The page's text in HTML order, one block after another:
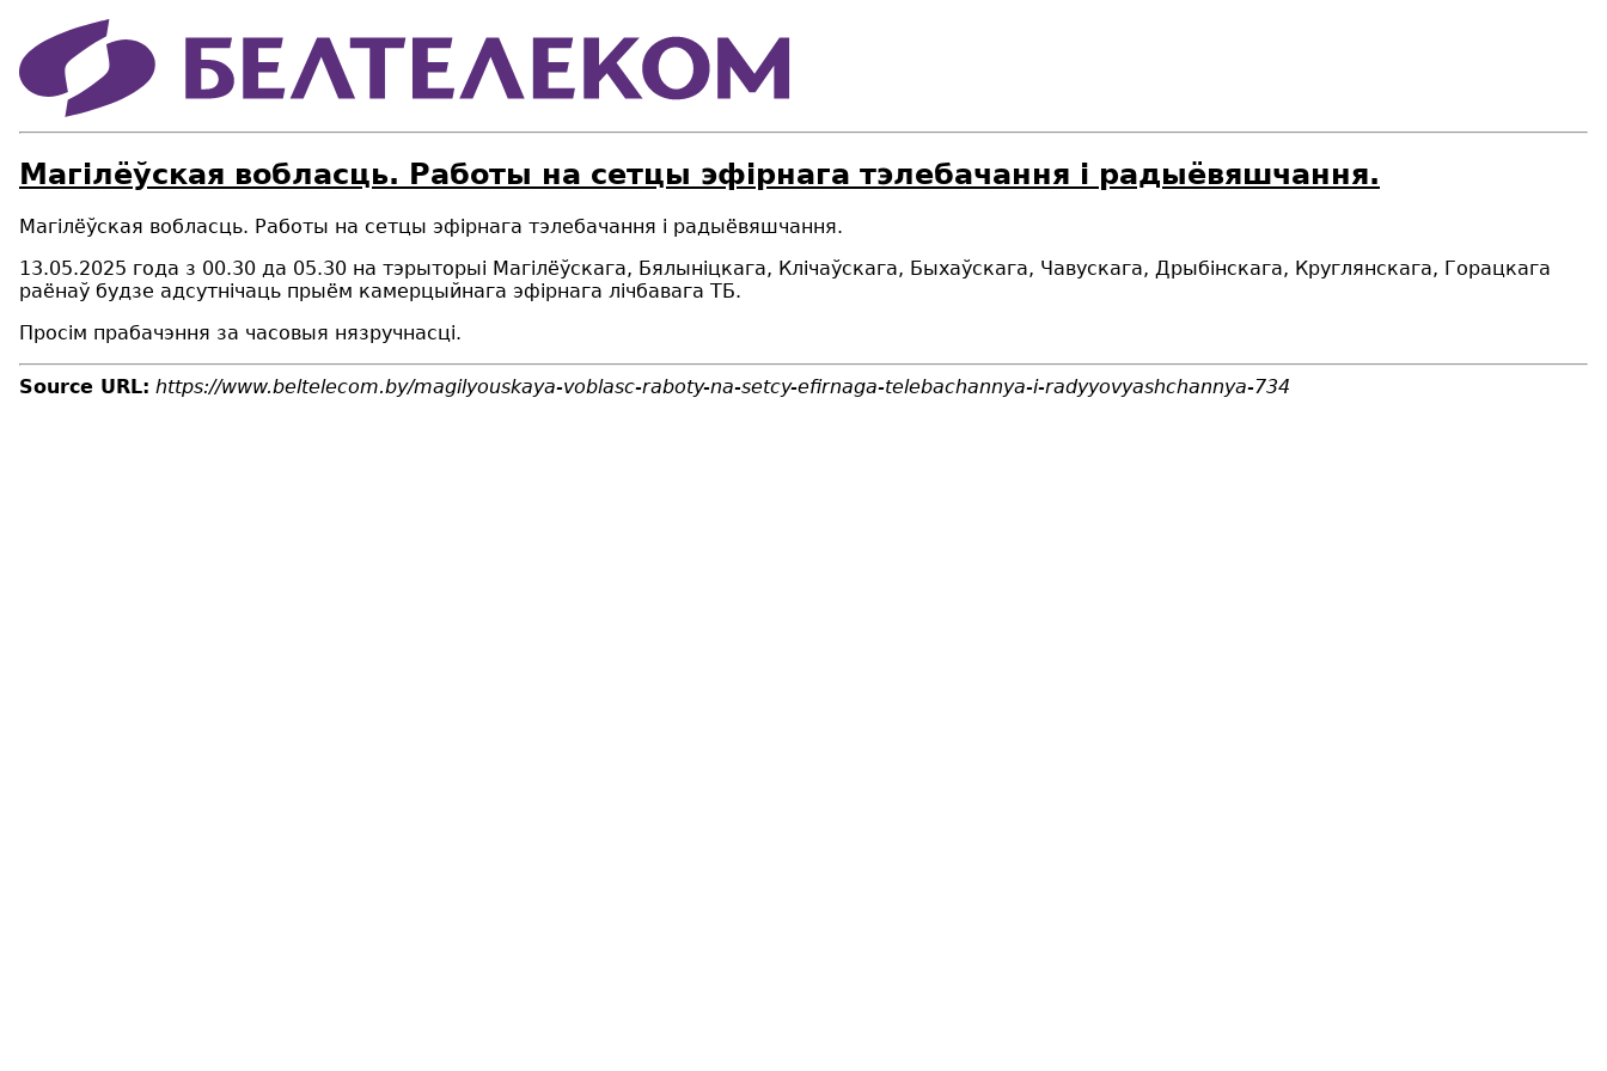
Магілёўская вобласць. Работы на сетцы эфірнага тэлебачання і радыёвяшчання.
Магілёўская вобласць. Работы на сетцы эфірнага тэлебачання і радыёвяшчання.
13.05.2025 года з 00.30 да 05.30 на тэрыторыі Магілёўскага, Бялыніцкага, Клічаўскага, Быхаўскага, Чавускага, Дрыбінскага, Круглянскага, Горацкага
раёнаў будзе адсутнічаць прыём камерцыйнага эфірнага лічбавага ТБ.
Просім прабачэння за часовыя нязручнасці.
Source URL: https://www.beltelecom.by/magilyouskaya-voblasc-raboty-na-setcy-efirnaga-telebachannya-i-radyyovyashchannya-734